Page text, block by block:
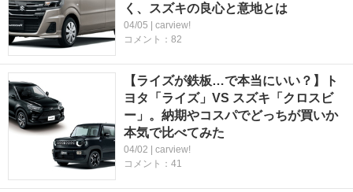
く、スズキの良心と意地とは
04/05 | carview!
コメント：82
【ライズが鉄板…で本当にいい？】ト
ヨタ「ライズ」VS スズキ「クロスビ
ー」。納期やコスパでどっちが買いか
本気で比べてみた
04/02 | carview!
コメント：41